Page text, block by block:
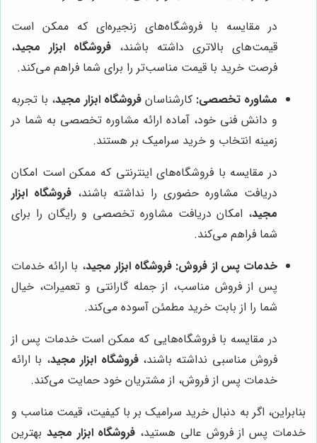
در مقایسه با فروشگاه‌های زنجیره‌ای که ممکن است
قیمت‌های بالاتری داشته باشند، فروشگاه ابزار مجید،
فرصت خرید با قیمت مناسب‌تر را برای شما فراهم می‌کند.
مشاوره تخصصی: کارشناسان فروشگاه ابزار مجید، با تجربه
و دانش فنی خود، آماده ارائه مشاوره تخصصی به شما در
زمینه انتخاب و خرید سرامیک بر هستند.
در مقایسه با فروشگاه‌های اینترنتی که ممکن است امکان
دریافت مشاوره حضوری را نداشته باشند، فروشگاه ابزار
مجید، امکان دریافت مشاوره تخصصی و رایگان را برای
شما فراهم می‌کند.
خدمات پس از فروش: فروشگاه ابزار مجید، با ارائه خدمات
پس از فروش مناسب، از جمله گارانتی و تعمیرات، خیال
شما را از بابت خرید مطمئن آسوده می‌کند.
در مقایسه با فروشگاه‌هایی که ممکن است خدمات پس از
فروش مناسبی نداشته باشند،فروشگاه ابزار مجید، با ارائه
خدمات پس از فروش، از مشتریان خود حمایت می‌کند.
بنابراین، اگر به دنبال خرید سرامیک بر با کیفیت، قیمت مناسب و
خدمات پس از فروش عالی هستید، فروشگاه ابزار مجید بهترین